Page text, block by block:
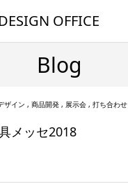
OFFICE
Blog
ザイン , 商品開発 , 展示会 , 打ち合わせ
メッセ2018